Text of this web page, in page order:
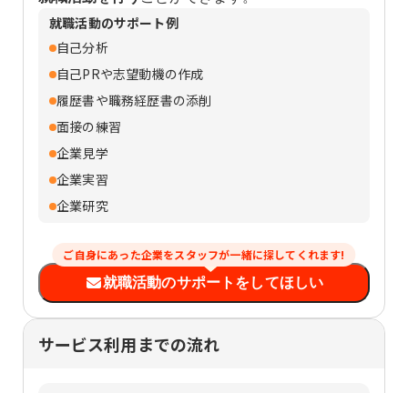
就職活動のサポート例
自己分析
自己PRや志望動機の作成
履歴書や職務経歴書の添削
面接の練習
企業見学
企業実習
企業研究
ご自身にあった企業をスタッフが一緒に探してくれます!
就職活動のサポートをしてほしい
サービス利用までの流れ